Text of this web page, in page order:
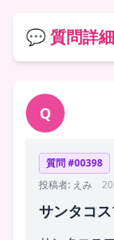
💬 質問詳細
Q
質問 #00398
投稿者: えみ
サンタコ